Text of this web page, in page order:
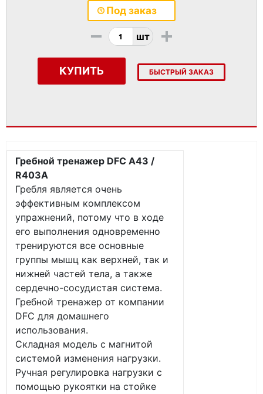
Под заказ
- шт +
КУПИТЬ БЫСТРЫЙ ЗАКАЗ
Гребной тренажер DFC A43 /
R403A
Гребля является очень
эффективным комплексом
упражнений, потому что в ходе
его выполнения одновременно
тренируются все основные
группы мышц как верхней, так и
нижней частей тела, а также
сердечно-сосудистая система.
Гребной тренажер от компании
DFC для домашнего
использования.
Складная модель с магнитой
системой изменения нагрузки.
Ручная регулировка нагрузки с
помощью рукоятки на стойке